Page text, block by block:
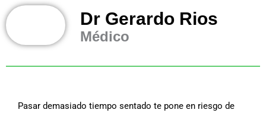
Dr Gerardo Rios
Médico
Pasar demasiado tiempo sentado te pone en riesgo de